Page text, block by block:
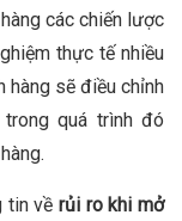
các chiến lược
thực tế nhiều
hàng sẽ điều chỉnh
quá trình đó
tin vềrủi ro khi mở